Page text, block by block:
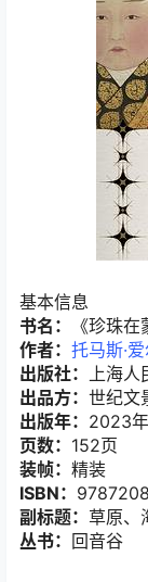
基本信息
书名：
《珍珠
作者： 托马斯·
出版社： 上海人
出品方： 世纪文
出版年： 2023
页数： 152页
装帧： 精装
ISBN：
副标题： 草原、
丛书： 回音谷